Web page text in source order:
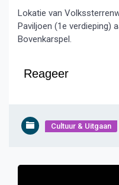
Lokatie van
Paviljoen (1e verdieping)
Bovenkarspel.
Reageer
Cultuur & Uitgaan
Bericht